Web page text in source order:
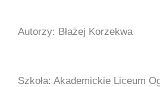
Autorzy: Błażej Korzekwa
Szkoła: Akademickie Liceum